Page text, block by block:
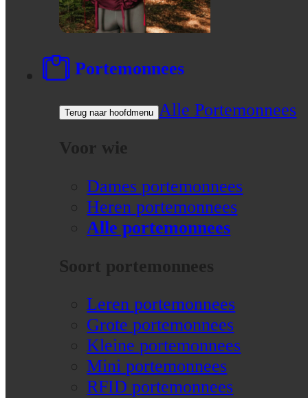
Portemonnees
Terug naar hoofdmenu Alle Portemonnees
Voor wie
Dames portemonnees
Heren portemonnees
Alle portemonnees
Soort portemonnees
Leren portemonnees
Grote portemonnees
Kleine portemonnees
Mini portemonnees
RFID portemonnees